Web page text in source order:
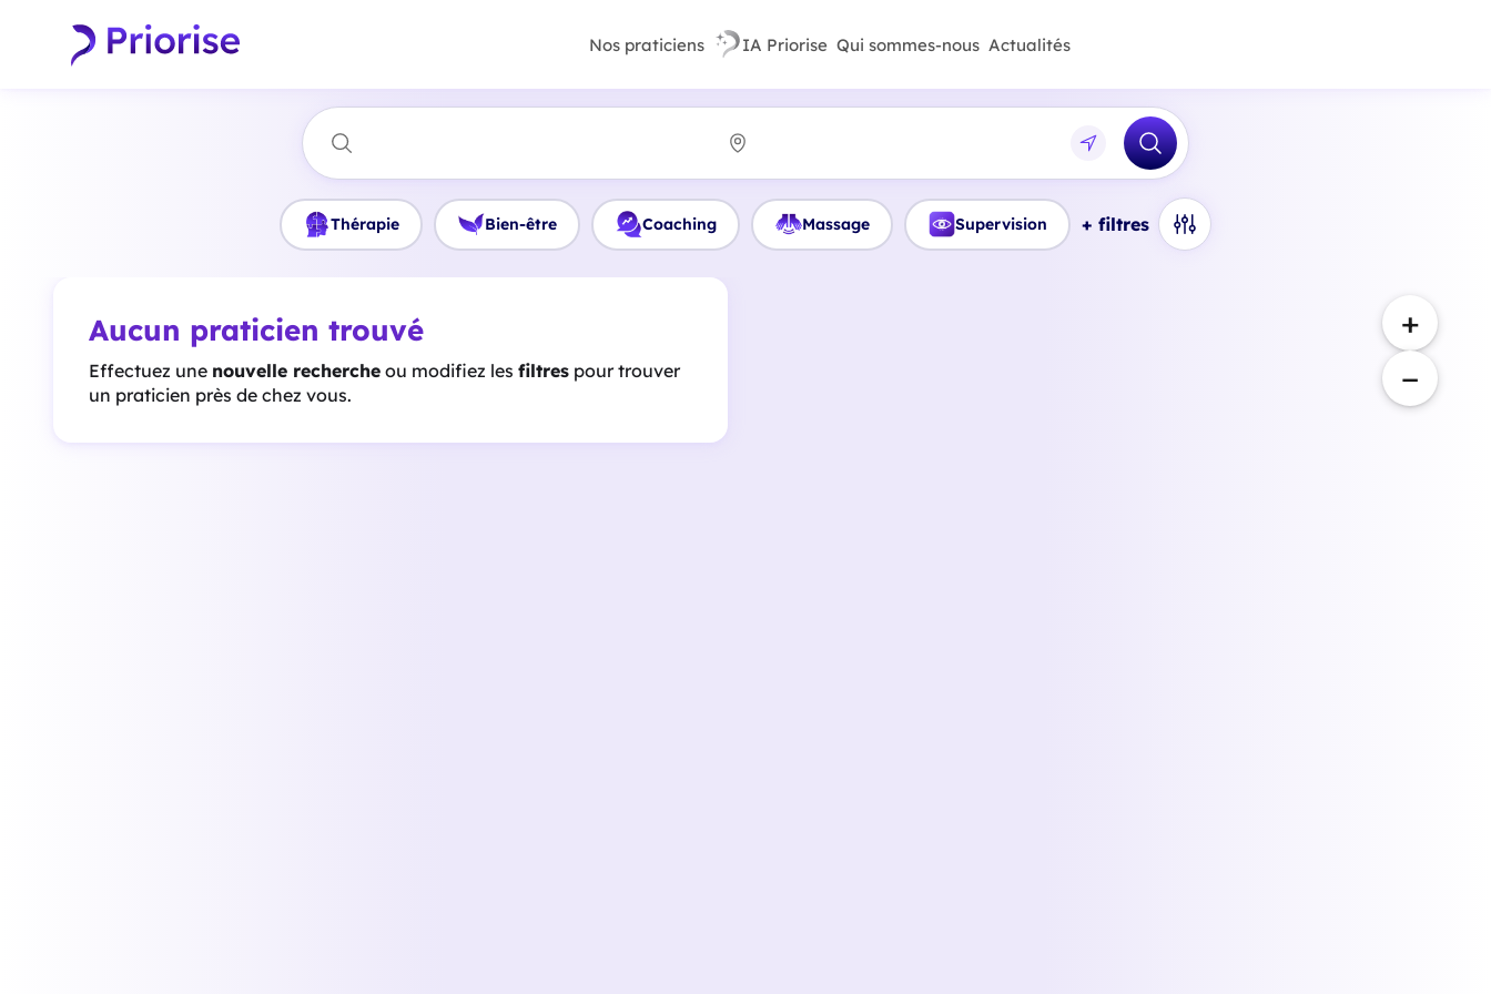
Nos praticiens IA Priorise Qui sommes-nous Actualités
Thérapie Bien-être Coaching Massage Supervision + filtres
Aucun praticien trouvé
Effectuez une nouvelle recherche ou modifiez les filtres pour trouver
un praticien près de chez vous.
+
−